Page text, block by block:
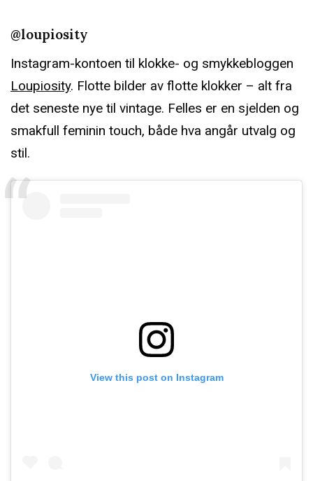
@loupiosity
Instagram-kontoen til klokke- og smykkebloggen
Loupiosity. Flotte bilder av flotte klokker – alt fra
det seneste nye til vintage. Felles er en sjelden og
smakfull feminin touch, både hva angår utvalg og
stil.
View this post on Instagram